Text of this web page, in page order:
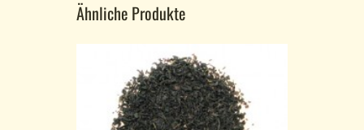
Ähnliche Produkte